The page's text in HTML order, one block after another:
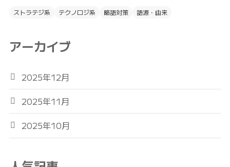
ストラテジ系 テクノロジ系 略語対策 語源・由来
アーカイブ
2025年12月
2025年11月
2025年10月